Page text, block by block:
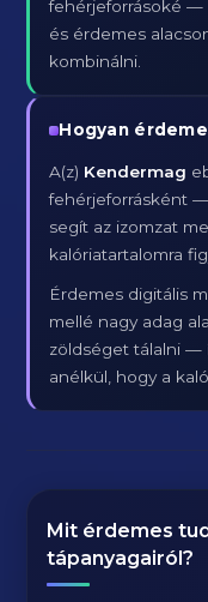
fehérjeforrásoké —
és érdemes
kombinálni.
Hogyan
A(z) Kendermag
fehérjeforrásként
segít az izomzat
kalóriatartalomra
Érdemes digitális
mellé nagy adag
zöldséget tálalni —
anélkül, hogy a
Mit érdemes
tápanyagairól?